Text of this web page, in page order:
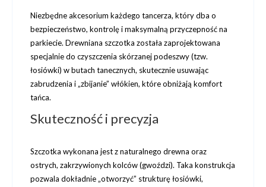
Niezbędne akcesorium każdego tancerza, który dba o
bezpieczeństwo, kontrolę i maksymalną przyczepność na
parkiecie. Drewniana szczotka została zaprojektowana
specjalnie do czyszczenia skórzanej podeszwy (tzw.
łosiówki) w butach tanecznych, skutecznie usuwając
zabrudzenia i „zbijanie” włókien, które obniżają komfort
tańca.
Skuteczność i precyzja
Szczotka wykonana jest znaturalnego drewna oraz
ostrych, zakrzywionych kolców (gwoździ). Taka konstrukcja
pozwala dokładnie „otworzyć” strukturę łosiówki,